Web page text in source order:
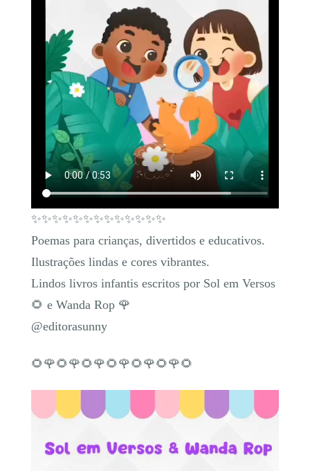
✨✨✨✨✨✨✨✨✨✨✨✨✨
Poemas para crianças, divertidos e educativos.
Ilustrações lindas e cores vibrantes.
Lindos livros infantis escritos por Sol em Versos
🌻 e Wanda Rop 🌹
@editorasunny
🌻🌹🌻🌹🌻🌹🌻🌹🌻🌹🌻🌹🌻